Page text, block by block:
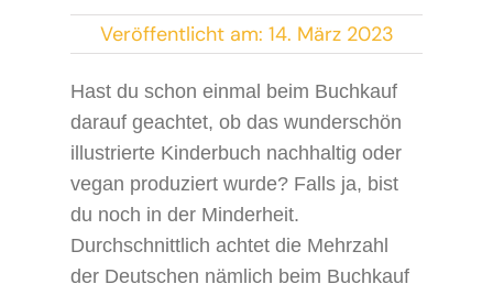
Veröffentlicht am: 14. März 2023
Hast du schon einmal beim Buchkauf
darauf geachtet, ob das wunderschön
illustrierte Kinderbuch nachhaltig oder
vegan produziert wurde? Falls ja, bist
du noch in der Minderheit.
Durchschnittlich achtet die Mehrzahl
der Deutschen nämlich beim Buchkauf